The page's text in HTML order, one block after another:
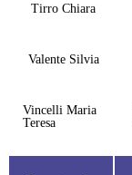
Tirro Chiara
Valente Silvia
Vincelli Maria
Teresa